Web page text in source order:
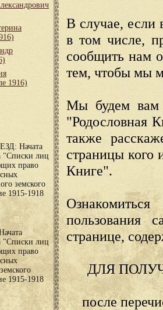
1916)
Начата
"Списки лиц
право
земского
1915-1918
"Списки лиц
право
1915-1918
В случае, если
в том числе,
сообщить нам
тем, чтобы мы
Мы будем вам
"Родословная
также
страницы кого
Книге".
пользования
странице,
ДЛЯ
после